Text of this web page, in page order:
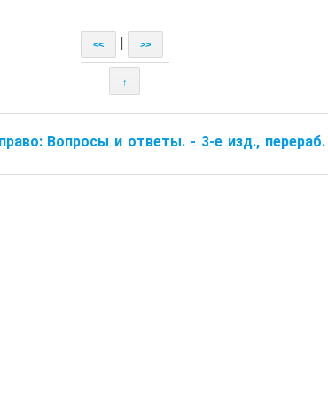
<< >>
↑
Вопросы и ответы. - 3-е изд.,